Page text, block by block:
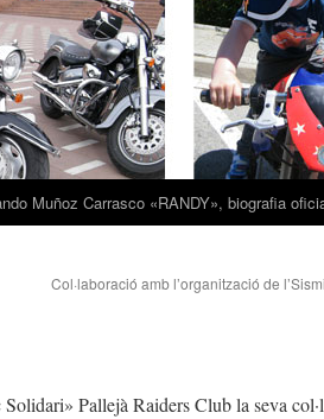
Muñoz Carrasco «RANDY», biografia
Col·laboració amb l’organització de
Pallejà Raiders Club la seva